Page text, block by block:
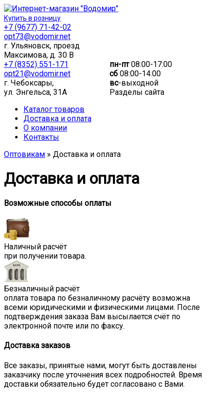
Купить в розницу
+7 (9677) 71-42-02
opt73@vodomir.net
г. Ульяновск, проезд
Максимова, д. 30 В
+7 (8352) 551-171
opt21@vodomir.net
г. Чебоксары,
ул. Энгельса, 31А
пн-пт08:00-17:00
сб 08:00-14:00
вс-выходной
Разделы сайта
Каталог товаров
Доставка и оплата
О компании
Контакты
Оптовикам » Доставка и оплата
Доставка и оплата
Возможные способы оплаты
Наличный расчёт
при получении товара.
Безналичный расчёт
оплата товара по безналичному расчёту возможна
всеми юридическими и физическими лицами. После
подтверждения заказа Вам высылается счёт по
электронной почте или по факсу.
Доставка заказов
Все заказы, принятые нами, могут быть доставлены
заказчику после уточнения всех подробностей. Время
доставки обязательно будет согласовано с Вами.